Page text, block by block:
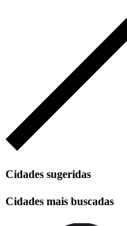
Cidades sugeridas
Cidades mais buscadas